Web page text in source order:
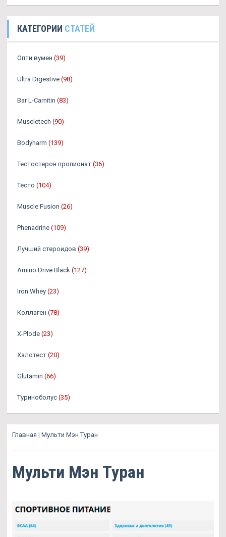
КАТЕГОРИИ СТАТЕЙ
Опти вумен (39)
Ultra Digestive (98)
Bar L-Carnitin (83)
Muscletech (90)
Bodyharm (139)
Тестостерон пропионат (36)
Тесто (104)
Muscle Fusion (26)
Phenadrine (109)
Лучший стероидов (39)
Amino Drive Black (127)
Iron Whey (23)
Коллаген (78)
X-Plode (23)
Халотест (20)
Glutamin (66)
Туриноболус (35)
Главная | Мульти Мэн Туран
Мульти Мэн Туран